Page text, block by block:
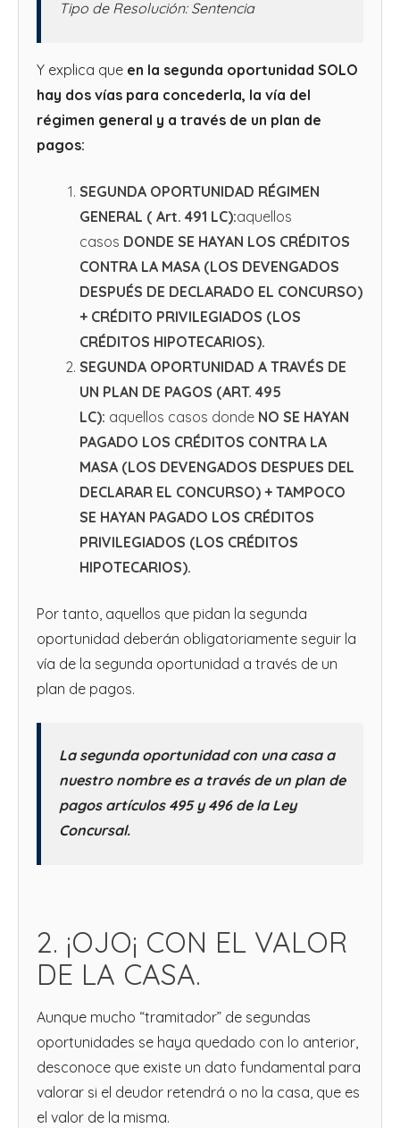
Tipo de Resolución: Sentencia
Y explica que en la segunda oportunidad SOLO
hay dos vías para concederla, la vía del
régimen general y a través de un plan de
pagos:
SEGUNDA OPORTUNIDAD RÉGIMEN
GENERAL ( Art. 491 LC):aquellos
casos DONDE SE HAYAN LOS CRÉDITOS
CONTRA LA MASA (LOS DEVENGADOS
DESPUÉS DE DECLARADO EL CONCURSO)
+ CRÉDITO PRIVILEGIADOS (LOS
CRÉDITOS HIPOTECARIOS).
SEGUNDA OPORTUNIDAD A TRAVÉS DE
UN PLAN DE PAGOS (ART. 495
LC): aquellos casos donde NO SE HAYAN
PAGADO LOS CRÉDITOS CONTRA LA
MASA (LOS DEVENGADOS DESPUES DEL
DECLARAR EL CONCURSO) + TAMPOCO
SE HAYAN PAGADO LOS CRÉDITOS
PRIVILEGIADOS (LOS CRÉDITOS
HIPOTECARIOS).
Por tanto, aquellos que pidan la segunda
oportunidad deberán obligatoriamente seguir la
vía de la segunda oportunidad a través de un
plan de pagos.
La segunda oportunidad con una casa a
nuestro nombre es a través de un plan de
pagos artículos 495 y 496 de la Ley
Concursal.
2. ¡OJO¡ CON EL VALOR
DE LA CASA.
Aunque mucho “tramitador” de segundas
oportunidades se haya quedado con lo anterior,
desconoce que existe un dato fundamental para
valorar si el deudor retendrá o no la casa, que es
el valor de la misma.